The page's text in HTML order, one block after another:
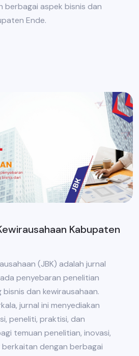
berbagai aspek bisnis dan
Ende.
Kabupaten
(JBK) adalah jurnal
penyebaran penelitian
dan kewirausahaan.
jurnal ini menyediakan
peneliti, praktisi, dan
temuan penelitian, inovasi,
dengan berbagai